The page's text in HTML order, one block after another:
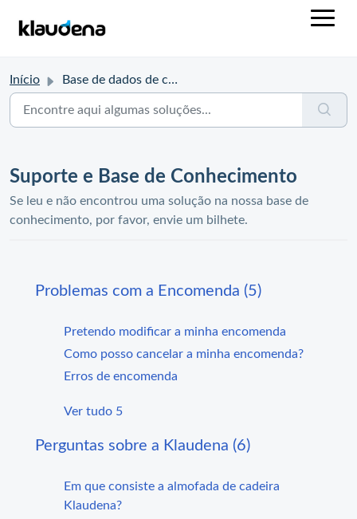
Início Base de dados de conhecimento
Suporte e Base de Conhecimento
Se leu e não encontrou uma solução na nossa base de
conhecimento, por favor, envie um bilhete.
Problemas com a Encomenda (5)
Pretendo modificar a minha encomenda
Como posso cancelar a minha encomenda?
Erros de encomenda
Ver tudo 5
Perguntas sobre a Klaudena (6)
Em que consiste a almofada de cadeira
Klaudena?